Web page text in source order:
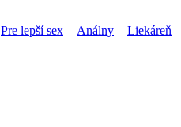
Pre lepší sex Análny Liekáreň